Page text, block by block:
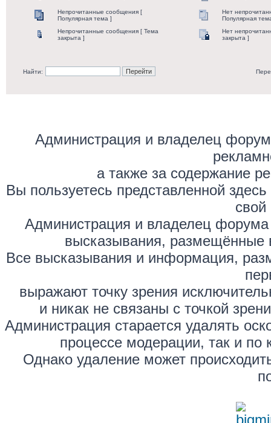
Непрочитанные сообщения [
Популярная тема ]
Нет
Популярная
Непрочитанные сообщения [ Тема
закрыта ]
Нет
закрыта ]
Найти:
Администрация и владелец
а также за содержание
Вы пользуетесь представленной
свой
Администрация и владелец форума
высказывания, размещённые
Все высказывания и информация,
выражают точку зрения
и никак не связаны с точкой
Администрация старается удалять
процессе модерации, так и по
Однако удаление может